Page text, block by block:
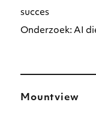
succes
Onderzoek: AI
Mountview